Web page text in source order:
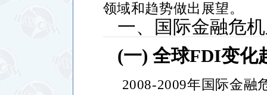
领域和趋势做出展望。
一、国际金融危
(一) 全球FDI变化
2008-2009年国际金融